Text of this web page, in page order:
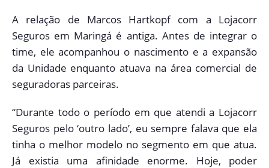
A relação de Marcos Hartkopf com a Lojacorr
Seguros em Maringá é antiga. Antes de integrar o
time, ele acompanhou o nascimento e a expansão
da Unidade enquanto atuava na área comercial de
seguradoras parceiras.
“Durante todo o período em que atendi a Lojacorr
Seguros pelo ‘outro lado’, eu sempre falava que ela
tinha o melhor modelo no segmento em que atua.
Já existia uma afinidade enorme. Hoje, poder